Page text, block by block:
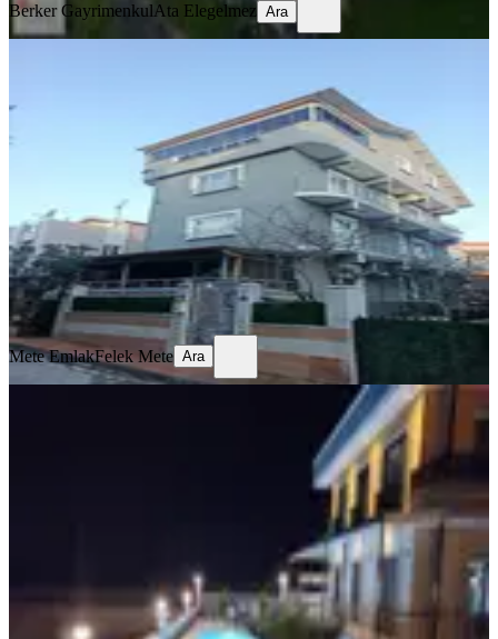
Berker GayrimenkulAta Elegelmez Ara
Yakını Satılık Komple Bina
Yunusemre, Uncubozköy Mahallesi
6+3·345 m²· 10.07.2026
37.500.000 ₺
Mete EmlakFelek Mete
Ara
Mete EmlakFelek Mete Ara
Özgün Gm'den Gülbahçe De Özel
Yapım 600 M2 Arsa İçinde Villa
Yunusemre, Gülbahçe Mahallesi